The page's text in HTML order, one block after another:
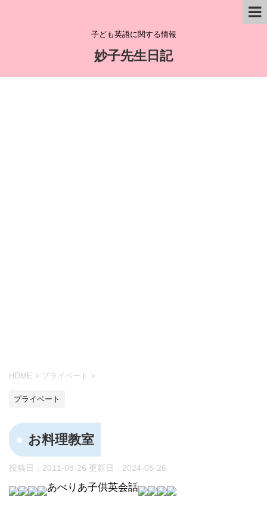
子ども英語に関する情報
妙子先生日記
HOME > プライベート >
プライベート
お料理教室
投稿日：2011-08-26 更新日： 2024-05-26
あべりあ子供英会話